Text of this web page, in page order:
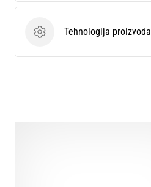
Tehnologija proizvoda
Tehnologija proizvoda